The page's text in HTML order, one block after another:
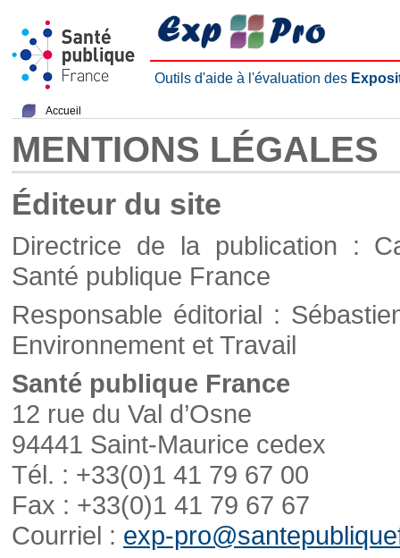
Outils d'aide à l'évaluation des
Accueil
MENTIONS LÉGALES
Éditeur du site
Directrice de la publication :
Santé publique France
Responsable éditorial :
Environnement et Travail
Santé publique France
12 rue du Val d’Osne
94441 Saint-Maurice cedex
Tél. : +33(0)1 41 79 67 00
Fax : +33(0)1 41 79 67 67
Courriel : exp-